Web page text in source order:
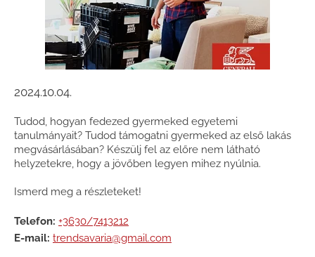
2024.10.04.
Tudod, hogyan fedezed gyermeked egyetemi
tanulmányait? Tudod támogatni gyermeked az első lakás
megvásárlásában? Készülj fel az előre nem látható
helyzetekre, hogy a jövőben legyen mihez nyúlnia.
Ismerd meg a részleteket!
Telefon: +3630/7413212
E-mail: trendsavaria@gmail.com